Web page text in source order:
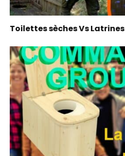
Toilettes sèches Vs Latrines